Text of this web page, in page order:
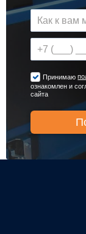
Принимаю
ознакомлен и
сайта